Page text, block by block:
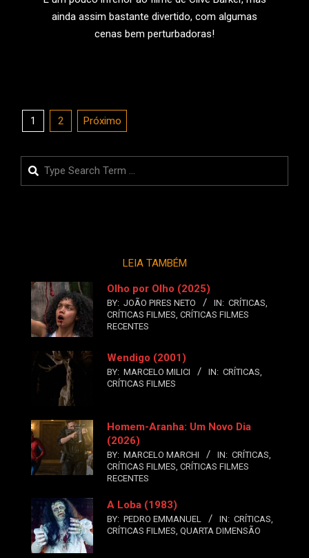
ainda assim bastante divertido, com algumas
cenas bem perturbadoras!
Paginação
posts
1 2 Próximo
Search
LEIA TAMBÉM
Olho por Olho (2025)
BY: JOÃO PIRES NETO IN: CRÍTICAS,
CRÍTICAS FILMES, CRÍTICAS FILMES
RECENTES
Wendigo (2001)
BY: MARCELO MILICI IN: CRÍTICAS,
CRÍTICAS FILMES
Homem-Aranha: Um Novo Dia
(2026)
BY: MARCELO MARCHI IN: CRÍTICAS,
CRÍTICAS FILMES, CRÍTICAS FILMES
RECENTES
A Loba (1983)
BY: PEDRO EMMANUEL IN: CRÍTICAS,
CRÍTICAS FILMES, QUARTA DIMENSÃO